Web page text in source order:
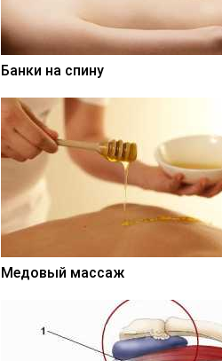
Банки на спину
Медовый массаж